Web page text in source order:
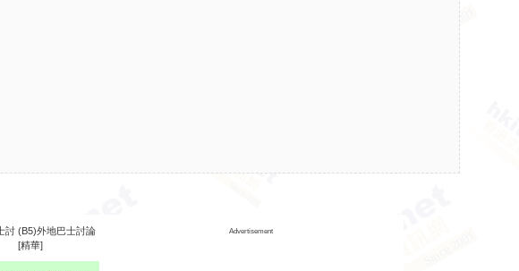
討 (B5)外地巴士討論
[精華]
Advertisement